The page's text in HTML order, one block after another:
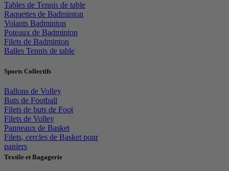
Tables de Tennis de table
Raquettes de Badminton
Volants Badminton
Poteaux de Badminton
Filets de Badminton
Balles Tennis de table
Sports Collectifs
Ballons de Volley
Buts de Football
Filets de buts de Foot
Filets de Volley
Panneaux de Basket
Filets, cercles de Basket pour
paniers
Textile et Bagagerie